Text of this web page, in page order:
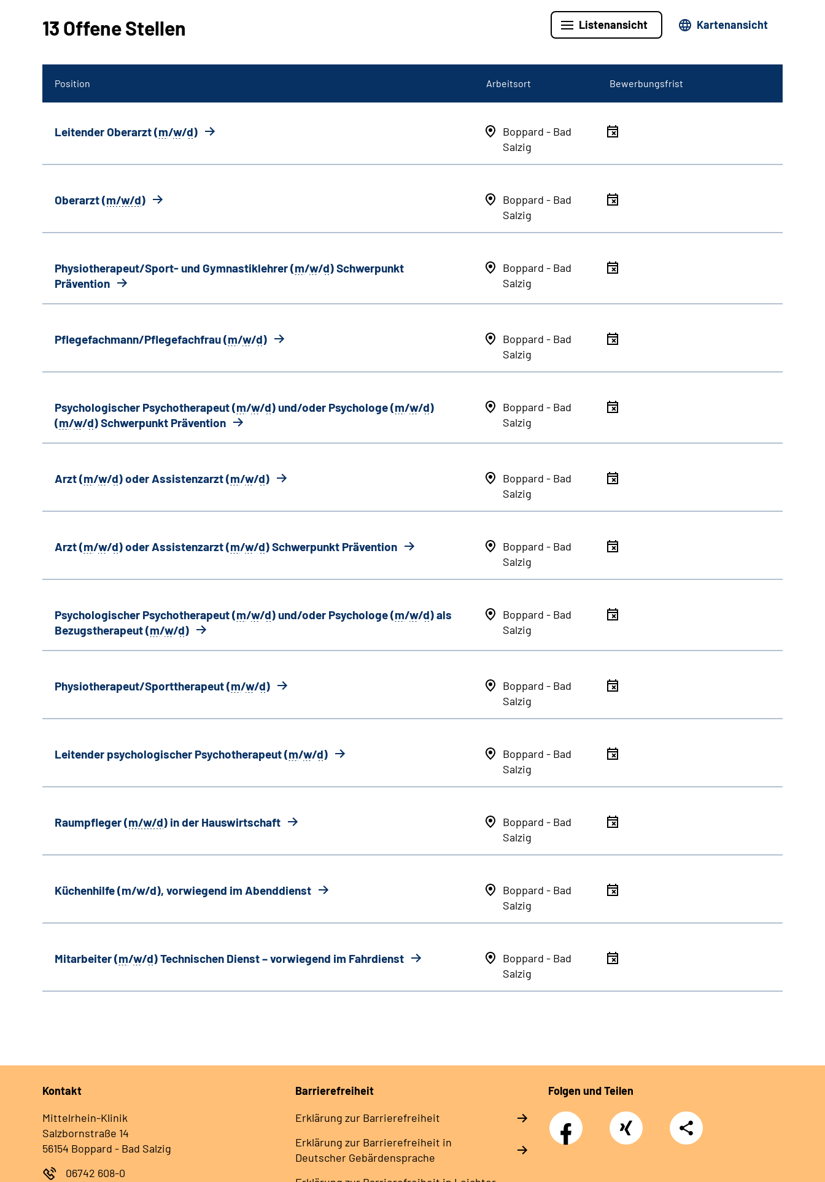
13 Offene Stellen Listenansicht Kartenansicht
Position Arbeitsort Bewerbungsfrist
Leitender Oberarzt (m/w/d)
Boppard - Bad
Salzig
Oberarzt (m/w/d)
Boppard - Bad
Salzig
Physiotherapeut/Sport- und Gymnastiklehrer (m/w/d) Schwerpunkt
Prävention
Boppard - Bad
Salzig
Pflegefachmann/Pflegefachfrau (m/w/d)
Boppard - Bad
Salzig
Psychologischer Psychotherapeut (m/w/d) und/oder Psychologe (m/w/d)
(m/w/d) Schwerpunkt Prävention
Boppard - Bad
Salzig
Arzt (m/w/d) oder Assistenzarzt (m/w/d)
Boppard - Bad
Salzig
Arzt (m/w/d) oder Assistenzarzt (m/w/d) Schwerpunkt Prävention
Boppard - Bad
Salzig
Psychologischer Psychotherapeut (m/w/d) und/oder Psychologe (m/w/d) als
Bezugstherapeut (m/w/d)
Boppard - Bad
Salzig
Physiotherapeut/Sporttherapeut (m/w/d)
Boppard - Bad
Salzig
Leitender psychologischer Psychotherapeut (m/w/d)
Boppard - Bad
Salzig
Raumpfleger (m/w/d) in der Hauswirtschaft
Boppard - Bad
Salzig
Küchenhilfe (m/w/d), vorwiegend im Abenddienst
Boppard - Bad
Salzig
Mitarbeiter (m/w/d) Technischen Dienst – vorwiegend im Fahrdienst
Boppard - Bad
Salzig
Kontakt
Mittelrhein-Klinik
Salzbornstraße 14
56154 Boppard - Bad Salzig
06742 608-0
Barrierefreiheit
Erklärung zur Barrierefreiheit
Erklärung zur Barrierefreiheit in
Deutscher Gebärdensprache
Folgen und Teilen
Facebook Xing
Teilen